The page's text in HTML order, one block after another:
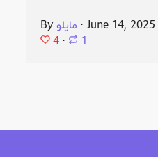
Byمایلو ⋅ June 14, 2025
4 ⋅ 1